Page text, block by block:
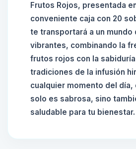
Frutos Rojos, presentada
conveniente caja con 20
te transportará a un mundo
vibrantes, combinando la
frutos rojos con la
tradiciones de la infusión
cualquier momento del día,
solo es sabrosa, sino
saludable para tu bienestar.